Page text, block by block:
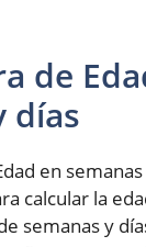
de
días
en
calcular la
semanas y